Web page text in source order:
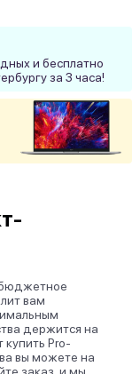
и бесплатно
за 3 часа!
бюджетное
вам
держится на
Pro-
вы можете на